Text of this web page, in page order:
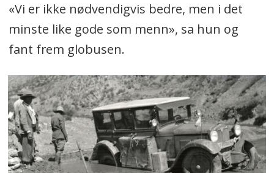
«Vi er ikke nødvendigvis bedre, men i det
minste like gode som menn», sa hun og
fant frem globusen.